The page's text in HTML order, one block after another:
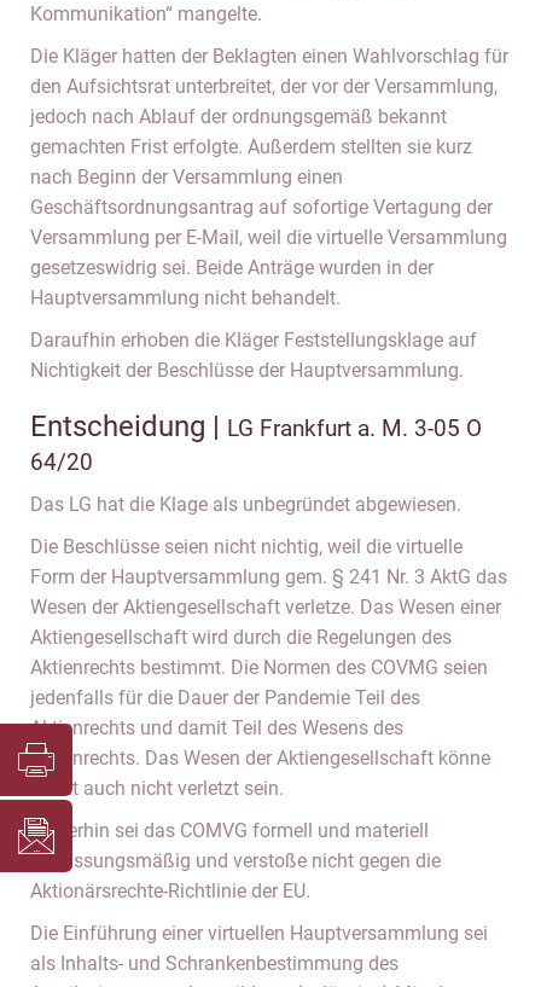
Kommunikation“ mangelte.
Die Kläger hatten der Beklagten einen Wahlvorschlag für
den Aufsichtsrat unterbreitet, der vor der Versammlung,
jedoch nach Ablauf der ordnungsgemäß bekannt
gemachten Frist erfolgte. Außerdem stellten sie kurz
nach Beginn der Versammlung einen
Geschäftsordnungsantrag auf sofortige Vertagung der
Versammlung per E-Mail, weil die virtuelle Versammlung
gesetzeswidrig sei. Beide Anträge wurden in der
Hauptversammlung nicht behandelt.
Daraufhin erhoben die Kläger Feststellungsklage auf
Nichtigkeit der Beschlüsse der Hauptversammlung.
Entscheidung | LG Frankfurt a. M. 3-05 O
64/20
Das LG hat die Klage als unbegründet abgewiesen.
Die Beschlüsse seien nicht nichtig, weil die virtuelle
Form der Hauptversammlung gem. § 241 Nr. 3 AktG das
Wesen der Aktiengesellschaft verletze. Das Wesen einer
Aktiengesellschaft wird durch die Regelungen des
Aktienrechts bestimmt. Die Normen des COVMG seien
jedenfalls für die Dauer der Pandemie Teil des
Aktienrechts und damit Teil des Wesens des
Aktienrechts. Das Wesen der Aktiengesellschaft könne
somit auch nicht verletzt sein.
Weiterhin sei das COMVG formell und materiell
verfassungsmäßig und verstoße nicht gegen die
Aktionärsrechte-Richtlinie der EU.
Die Einführung einer virtuellen Hauptversammlung sei
als Inhalts- und Schrankenbestimmung des